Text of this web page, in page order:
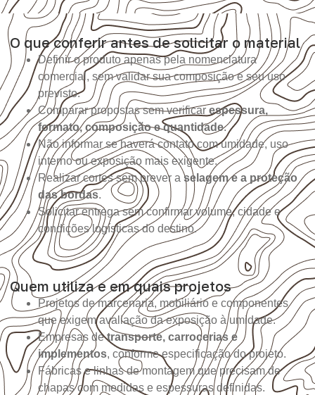
O que conferir antes de solicitar o material
Definir o produto apenas pela nomenclatura
comercial, sem validar sua composição e seu uso
previsto.
Comparar propostas sem verificar espessura,
formato, composição e quantidade.
Não informar se haverá contato com umidade, uso
interno ou exposição mais exigente.
Realizar cortes sem prever a selagem e a proteção
das bordas.
Solicitar entrega sem confirmar volume, cidade e
condições logísticas do destino.
Quem utiliza e em quais projetos
Projetos de marcenaria, mobiliário e componentes
que exigem avaliação da exposição à umidade.
Empresas detransporte, carrocerias e
implementos, conforme especificação do projeto.
Fábricas e linhas de montagem que precisam de
chapas com medidas e espessuras definidas.